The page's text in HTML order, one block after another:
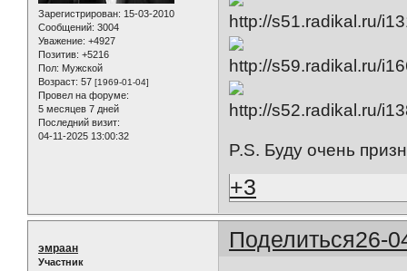
Зарегистрирован: 15-03-2010
Сообщений: 3004
Уважение: +4927
Позитив: +5216
Пол: Мужской
Возраст: 57 [1969-01-04]
Провел на форуме:
5 месяцев 7 дней
Последний визит:
04-11-2025 13:00:32
P.S. Буду очень
+3
Поделиться26-
эмраан
Участник